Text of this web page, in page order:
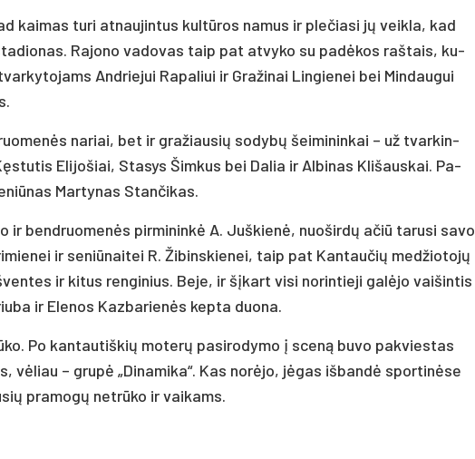
kai­mas tu­ri at­nau­jin­tus kul­tū­ros na­mus ir ple­čia­si jų veik­la, kad
Ra­jo­no va­do­vas taip pat at­vy­ko su pa­dė­kos raš­tais, ku­
And­rie­jui Ra­pa­liui ir Gra­ži­nai Lin­gie­nei bei Min­dau­gui
na­riai, bet ir gra­žiau­sių so­dy­bų šei­mi­nin­kai – už tvar­kin­
Eli­jo­šiai, Sta­sys Šim­kus bei Da­lia ir Al­bi­nas Kli­šaus­kai. Pa­
Mar­ty­nas Stan­či­kas.
bend­ruo­me­nės pir­mi­nin­kė A. Juš­kie­nė, nuo­šir­dų ačiū ta­ru­si sa­vo
ir se­niū­nai­tei R. Ži­bins­kie­nei, taip pat Kan­tau­čių me­džio­to­jų
ir ki­tus ren­gi­nius. Be­je, ir šį­kart vi­si no­rin­tie­ji ga­lė­jo vai­šin­tis
ir Ele­nos Kaz­ba­rie­nės kep­ta duo­na.
Po kan­tau­tiš­kių mo­te­rų pa­si­ro­dy­mo į sce­ną bu­vo pa­kvies­tas
vė­liau – gru­pė „Di­na­mi­ka“. Kas no­rė­jo, jė­gas iš­ban­dė spor­ti­nė­se
pra­mo­gų ne­trū­ko ir vai­kams.